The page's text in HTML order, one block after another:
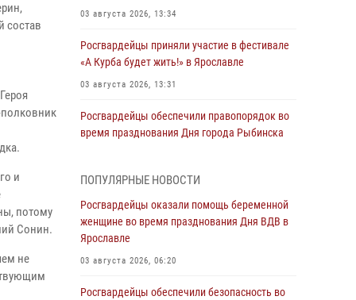
состав
и
потому
Сонин.
не
03 августа 2026, 13:34
Росгвардейцы приняли участие в фестивале
«А Курба будет жить!» в Ярославле
03 августа 2026, 13:31
Росгвардейцы обеспечили правопорядок во
время празднования Дня города Рыбинска
Росгвардейцы обеспечили правопорядок во
время празднования Дня воздушно-
десантных войск
03 августа 2026, 08:11
неделю совершили более 300 выездов по
ПОПУЛЯРНЫЕ НОВОСТИ
Росгвардейцы оказали помощь беременной
женщине во время празднования Дня ВДВ в
Ярославле
03 августа 2026, 06:20
Росгвардейцы обеспечили безопасность во